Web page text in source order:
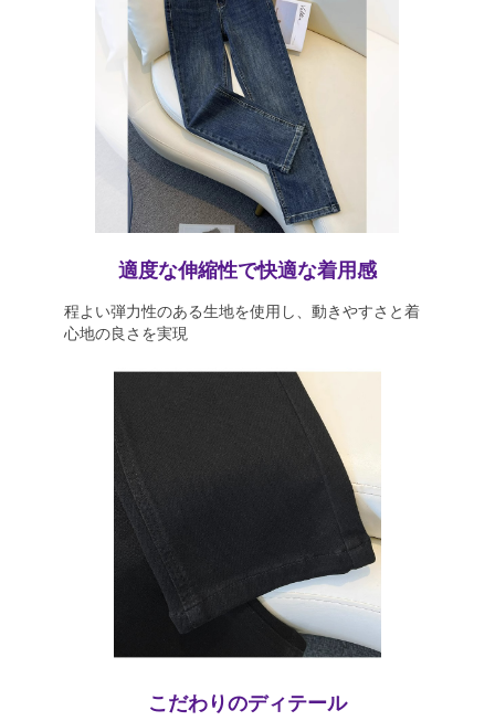
適度な伸縮性で快適な着用感
程よい弾力性のある生地を使用し、動きやすさと着
心地の良さを実現
こだわりのディテール